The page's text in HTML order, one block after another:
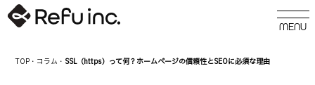
TOP ・ コラム ・ SSL（https）って何？ホームページの信頼性とSEOに必須な理由